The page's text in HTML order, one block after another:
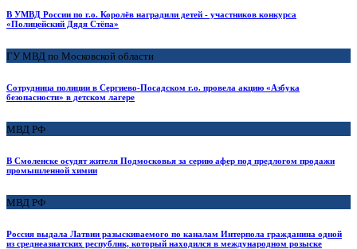
В УМВД России по г.о. Королёв наградили детей - участников конкурса
«Полицейский Дядя Стёпа»
ГУ МВД по Московской области
Сотрудница полиции в Сергиево-Посадском г.о. провела акцию «Азбука
безопасности» в детском лагере
МВД РФ
В Смоленске осудят жителя Подмосковья за серию афер под предлогом продажи
промышленной химии
МВД РФ
Россия выдала Латвии разыскиваемого по каналам Интерпола гражданина одной
из среднеазиатских республик, который находился в международном розыске